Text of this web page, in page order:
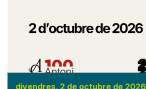
divendres, 2 de octubre de 2026